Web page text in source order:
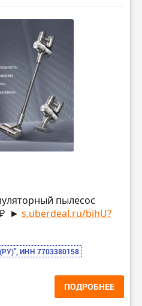
пылесос
► s.uberdeal.ru/bihU?
ИНН 7703380158
ПОДРОБНЕЕ